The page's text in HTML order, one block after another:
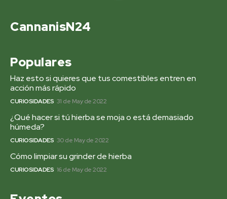
CannanisN24
Populares
Haz esto si quieres que tus comestibles entren en
acción más rápido
CURIOSIDADES 31 de May de 2022
¿Qué hacer si tú hierba se moja o está demasiado
húmeda?
CURIOSIDADES 30 de May de 2022
Cómo limpiar su grinder de hierba
CURIOSIDADES 16 de May de 2022